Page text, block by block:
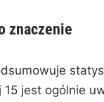
znaczenie
jest ogólnie